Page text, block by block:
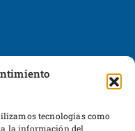
tecnologías como
la información del
reembolsos